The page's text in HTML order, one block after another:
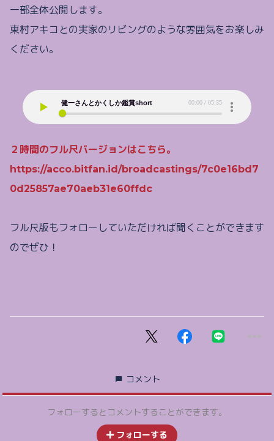
一部全体公開します。
東村アキコとの実家のリビングのような雰囲気をお楽しみ
ください。
２時間のフル尺バージョンはこちら。
https://acco.bitfan.id/broadcastings/7c0e16bd7
0d25857ae70aeb31e60ffdc
フル尺版もフォローしていただければ聞くことができます
のでぜひ！
コメント
フォローするとコメントすることができます。
フォローする